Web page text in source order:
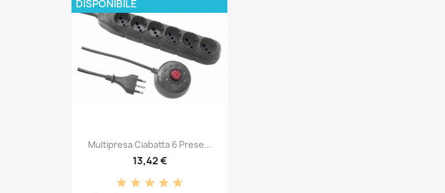
Snabbvy
Multipresa Ciabatta 6 Prese...
13,42 €
DISPONIBILE